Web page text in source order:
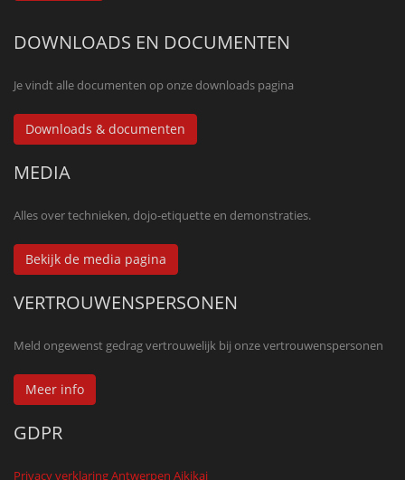
DOWNLOADS EN DOCUMENTEN
Je vindt alle documenten op onze downloads pagina
Downloads & documenten
MEDIA
Alles over technieken, dojo-etiquette en demonstraties.
Bekijk de media pagina
VERTROUWENSPERSONEN
Meld ongewenst gedrag vertrouwelijk bij onze vertrouwenspersonen
Meer info
GDPR
Privacy verklaring Antwerpen Aikikai